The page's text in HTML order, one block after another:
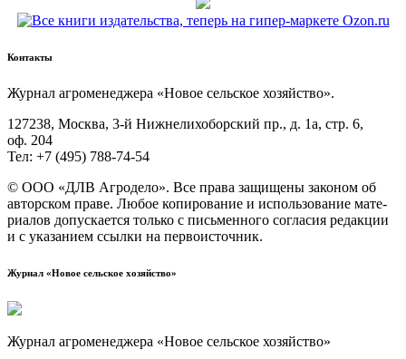
Контакты
Жур­нал агро­ме­не­дже­ра «Новое сель­ское хозяйство».
127238, Москва, 3‑й Ниж­не­ли­хо­бор­ский пр., д. 1а, стр. 6,
оф. 204
Тел: +7 (495) 788‑74‑54
© ООО «ДЛВ Агро­де­ло». Все пра­ва защи­ще­ны зако­ном об
автор­ском пра­ве. Любое копи­ро­ва­ние и исполь­зо­ва­ние мате­
ри­а­лов допус­ка­ет­ся толь­ко с пись­мен­но­го согла­сия редак­ции
и с ука­за­ни­ем ссыл­ки на первоисточник.
Журнал «Новое сельское хозяйство»
Журнал агроменеджера «Новое сельское хозяйство»